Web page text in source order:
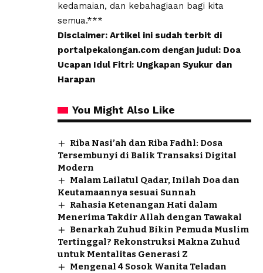
kedamaian, dan kebahagiaan bagi kita
semua.***
Disclaimer: Artikel ini sudah terbit di
portalpekalongan.com dengan judul: Doa
Ucapan Idul Fitri: Ungkapan Syukur dan
Harapan
You Might Also Like
Riba Nasi’ah dan Riba Fadhl: Dosa
Tersembunyi di Balik Transaksi Digital
Modern
Malam Lailatul Qadar, Inilah Doa dan
Keutamaannya sesuai Sunnah
Rahasia Ketenangan Hati dalam
Menerima Takdir Allah dengan Tawakal
Benarkah Zuhud Bikin Pemuda Muslim
Tertinggal? Rekonstruksi Makna Zuhud
untuk Mentalitas Generasi Z
Mengenal 4 Sosok Wanita Teladan